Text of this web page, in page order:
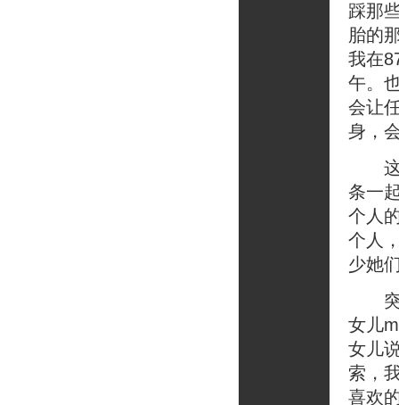
踩那
胎的
我在
午。
会让
身，
这
条一
个人
个人
少她
突
女儿
女儿
索，
喜欢